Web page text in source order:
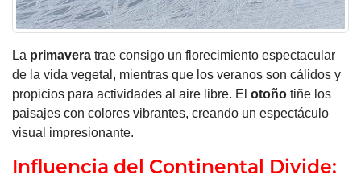
La primavera trae consigo un florecimiento espectacular
de la vida vegetal, mientras que los veranos son cálidos y
propicios para actividades al aire libre. El otoño tiñe los
paisajes con colores vibrantes, creando un espectáculo
visual impresionante.
Influencia del Continental Divide: